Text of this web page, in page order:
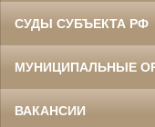
СУДЫ СУБЪЕКТА РФ
МУНИЦИПАЛЬНЫЕ
ВАКАНСИИ